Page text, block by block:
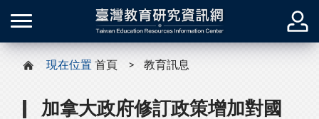
現在位置 首頁 教育訊息
加拿大政府修訂政策增加對國